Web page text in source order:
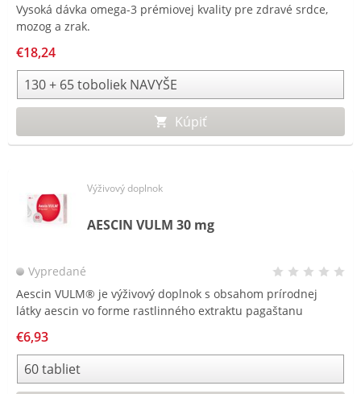
Vysoká dávka omega-3 prémiovej kvality pre zdravé srdce,
mozog a zrak.
€18,24
Kúpiť
Výživový doplnok
AESCIN VULM 30 mg
Vypredané
Aescin VULM® je výživový doplnok s obsahom prírodnej
látky aescin vo forme rastlinného extraktu pagaštanu
a pevnosť cievnych stien a napomáha ich cirkulácii.
€6,93